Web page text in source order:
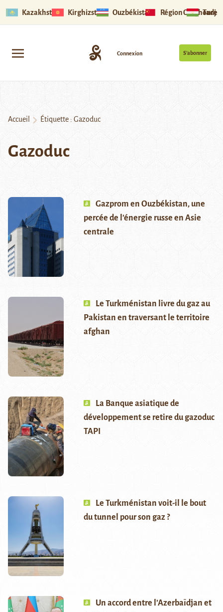
Kazakhstan Kirghizstan Ouzbékistan Région Ouïghoure
S’abonner
Connexion
Accueil Étiquette : Gazoduc
Gazoduc
Gazprom en Ouzbékistan, une
percée de l’énergie russe en Asie
centrale
Le Turkménistan livre du gaz au
Pakistan en traversant le territoire
afghan
La Banque asiatique de
développement se retire du gazoduc
TAPI
Le Turkménistan voit-il le bout
du tunnel pour son gaz ?
Un accord entre l’Azerbaïdjan et